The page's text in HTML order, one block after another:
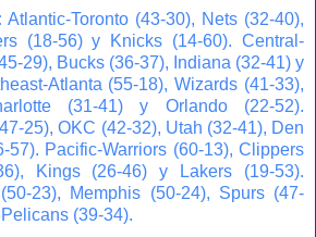
Atlantic-Toronto (43-30), Nets (32-40),
(18-56) y Knicks (14-60). Central-
29), Bucks (36-37), Indiana (32-41) y
Atlanta (55-18), Wizards (41-33),
(31-41) y Orlando (22-52).
25), OKC (42-32), Utah (32-41), Den
57). Pacific-Warriors (60-13), Clippers
Kings (26-46) y Lakers (19-53).
23), Memphis (50-24), Spurs (47-
(39-34).